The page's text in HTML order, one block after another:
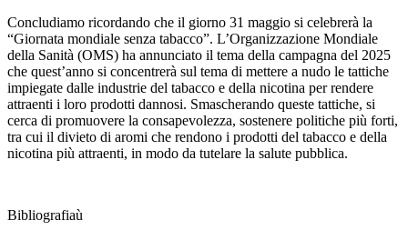
Concludiamo ricordando che il giorno 31 maggio si celebrerà la
“Giornata mondiale senza tabacco”. L’Organizzazione Mondiale
della Sanità (OMS) ha annunciato il tema della campagna del 2025
che quest’anno si concentrerà sul tema di mettere a nudo le tattiche
impiegate dalle industrie del tabacco e della nicotina per rendere
attraenti i loro prodotti dannosi. Smascherando queste tattiche, si
cerca di promuovere la consapevolezza, sostenere politiche più forti,
tra cui il divieto di aromi che rendono i prodotti del tabacco e della
nicotina più attraenti, in modo da tutelare la salute pubblica.
Bibliografiaù